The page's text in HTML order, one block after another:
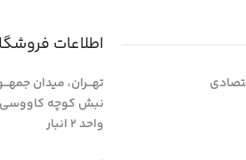
اطلاعات
تهـــران، میدان
واحد 2 انبار